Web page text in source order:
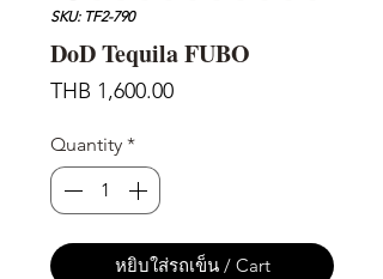
SKU: TF2-790
DoD Tequila FUBO
THB 1,600.00Price
Quantity *
หยิบใส่รถเข็น / Cart